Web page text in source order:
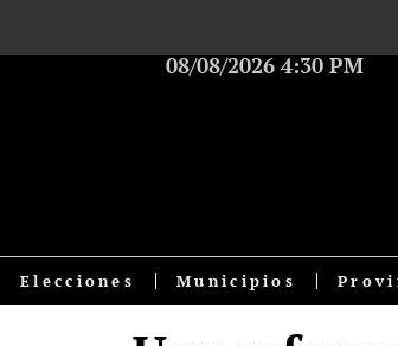
08/08/2026 4:30 PM
Elecciones Municipios